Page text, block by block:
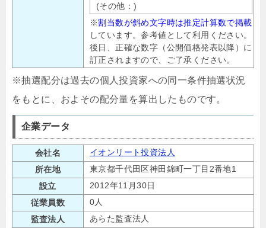
(その他：)
※割当数が斜め文字時は推定計算数で掲載
しています。参考値として利用ください。
後日、正確な数字（公開価格発表以降）に
訂正されますので、ご了承ください。
※抽選配分は過去の個人投資家への同一条件抽選状況
をもとに、およその配分量を算出したものです。
企業データ
会社名
イオンリート投資法人
所在地
東京都千代田区神田錦町一丁目2番地1
設立
2012年11月30日
従業員数
0人
監査法人
あらた監査法人